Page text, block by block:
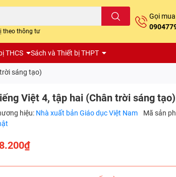
theo thông tư
Gọi
THCS Sách và Thiết bị THPT
sáng tạo)
Việt 4, tập hai (Chân trời sáng tạo)
hiệu: Nhà xuất bản Giáo dục Việt Nam Mã sản